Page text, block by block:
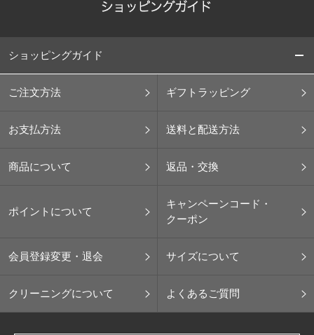
ショッピングガイド
ご注文方法 ギフトラッピング
お支払方法 送料と配送方法
商品について 返品・交換
ポイントについて
キャンペーンコード・
クーポン
会員登録変更・退会 サイズについて
クリーニングについて よくあるご質問